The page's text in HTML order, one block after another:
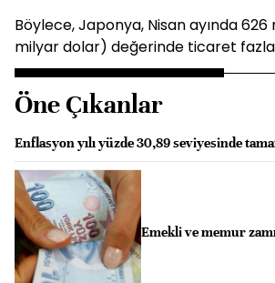
Böylece, Japonya, Nisan ayında
milyar dolar) değerinde ticaret
Öne Çıkanlar
Enflasyon yılı yüzde 30,89 seviyesinde
Emekli ve memur